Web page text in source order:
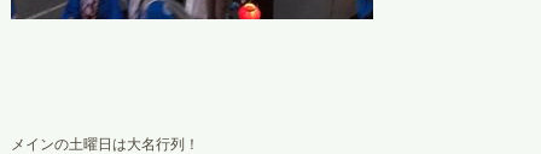
メインの土曜日は大名行列！